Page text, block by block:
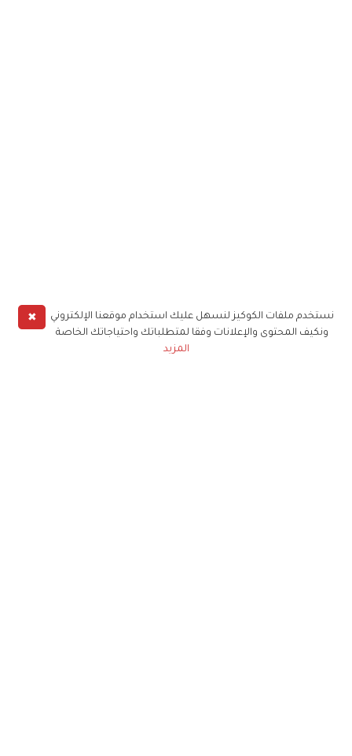
✖
نستخدم ملفات الكوكيز لنسهل عليك استخدام موقعنا الإلكتروني
ونكيف المحتوى والإعلانات وفقا لمتطلباتك واحتياجاتك الخاصة
المزيد